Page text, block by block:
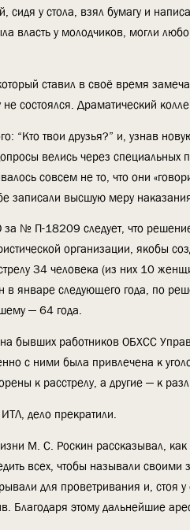
сидя у стола, взял бумагу и
власть у молодчиков, могли
ставил в своё время
состоялся. Драматический
“Кто твои друзья?” и, узнав
велись через специальных
совсем не то, что они
записали высшую меру
за № П-18209 следует, что
организации, якобы
34 человека (из них 10
январе следующего года, по
— 64 года.
бывших работников ОБХСС
с ними была привлечена к
к расстрелу, а другие — к
дело прекратили.
М. С. Роскин рассказывал,
всех, чтобы называли своими
для проветривания и, стоя
этому дальнейшие